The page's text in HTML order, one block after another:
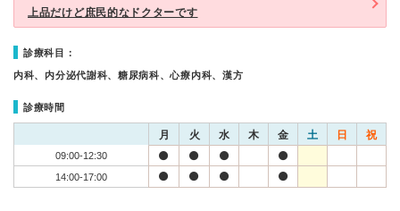
上品だけど庶民的なドクターです
診療科目：
内科、内分泌代謝科、糖尿病科、心療内科、漢方
診療時間
月 火 水 木 金 土 日 祝
09:00-12:30
14:00-17:00